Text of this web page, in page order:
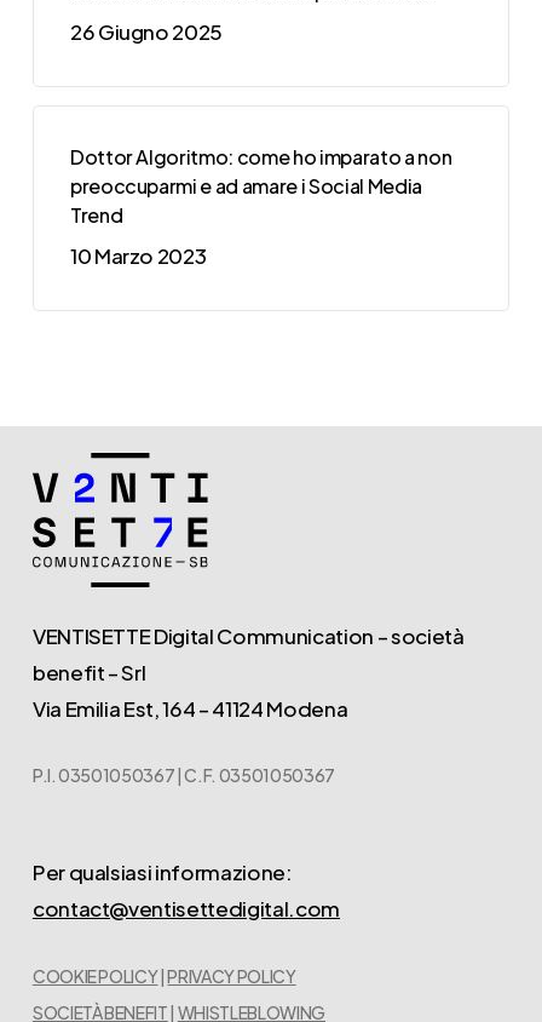
26 Giugno 2025
Dottor Algoritmo: come ho imparato a non
preoccuparmi e ad amare i Social Media
Trend
10 Marzo 2023
VENTISETTE Digital Communication – società
benefit – Srl
Via Emilia Est, 164 – 41124 Modena
P.I. 03501050367 | C.F. 03501050367
Per qualsiasi informazione:
contact@ventisettedigital.com
COOKIE POLICY|PRIVACY POLICY
SOCIETÀ BENEFIT| WHISTLEBLOWING